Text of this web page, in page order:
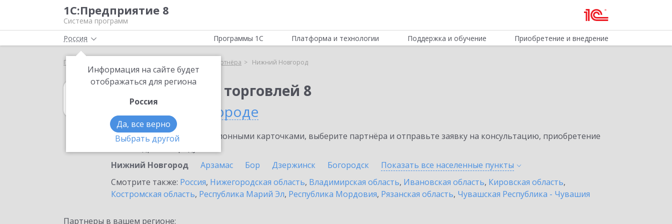
1С:Предприятие 8
Система программ
Россия
Информация на сайте будет
отображаться для региона
Россия
Да, все верно
Выбрать другой
Программы 1С Платформа и технологии Поддержка и обучение Приобретение и внедрение
Главная Выбор партнёра Нижний Новгород
1С:Управление торговлей 8
в Нижнем Новгороде
Ознакомьтесь с информационными карточками, выберите партнёра и отправьте заявку на консультацию, приобретение
Нижний Новгород
Арзамас Бор Дзержинск Богородск Показать все населенные пункты
Смотрите также: Россия, Нижегородская область, Владимирская область, Ивановская область, Кировская область,
Костромская область, Республика Марий Эл, Республика Мордовия, Рязанская область, Чувашская Республика - Чувашия
Партнеры в вашем регионе: